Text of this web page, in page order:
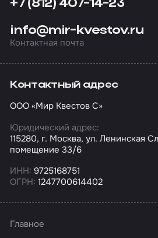
+7 (812) 407-14-23
info@mir-kvestov.ru
Контактная почта
Контактный адрес
ООО «Мир Квестов С»
Юридический адрес:
115280, г. Москва, ул. Ленинская
помещение 33/6
ИНН: 9725168751
ОГРН: 1247700614402
Главное